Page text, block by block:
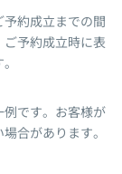
約成立までの間
予約成立時に表
例です。お客様が
合があります。